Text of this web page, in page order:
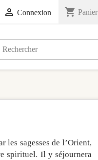
 Connexion shopping_cart Panier
les sagesses de l’Orient,
spirituel. Il y séjournera